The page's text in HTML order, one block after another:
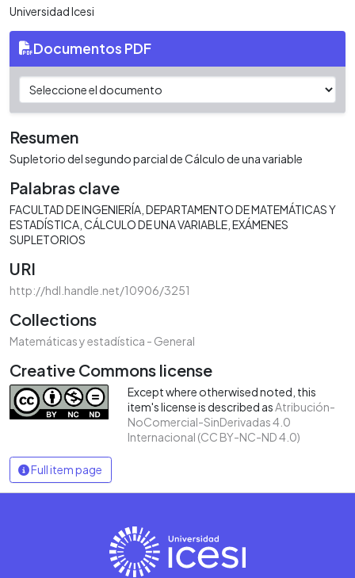
Universidad Icesi
Documentos PDF
Resumen
Supletorio del segundo parcial de Cálculo de una variable
Palabras clave
FACULTAD DE INGENIERÍA DEPARTAMENTO DE MATEMÁTICAS Y
ESTADÍSTICA CÁLCULO DE UNA VARIABLE EXÁMENES
SUPLETORIOS
URI
http://hdl.handle.net/10906/3251
Collections
Matemáticas y estadística - General
Creative Commons license
Except where otherwised noted, this
item's license is described asAtribución-
NoComercial-SinDerivadas 4.0
Internacional (CC BY-NC-ND 4.0)
Full item page